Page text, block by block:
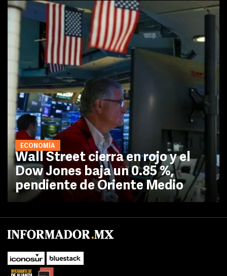
ECONOMÍA
Wall Street cierra en rojo y el
Dow Jones baja un 0.85 %,
pendiente de Oriente Medio